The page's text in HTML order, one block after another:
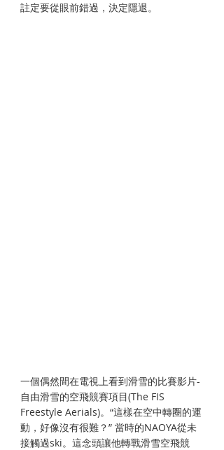
註定要從眼前錯過，決定隱退。
一個偶然間在電視上看到滑雪的比賽影片-
自由滑雪的空飛競賽項目(The FIS
Freestyle Aerials)。“這樣在空中轉圈的運
動，好像沒有很難？” 當時的NAOYA從未
接觸過ski。這念頭讓他轉戰滑雪空飛競